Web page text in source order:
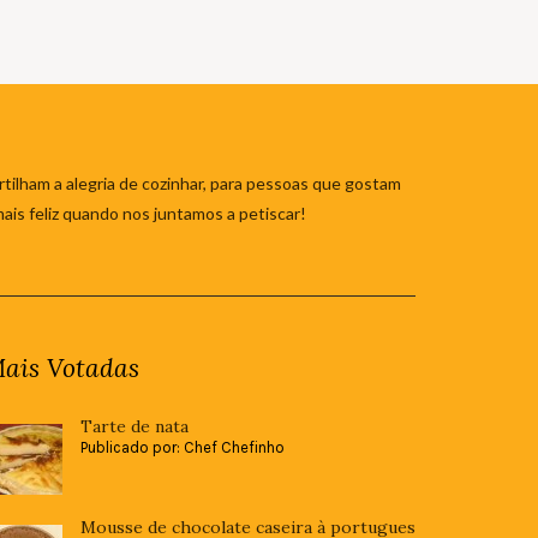
a alegria de cozinhar, para pessoas que gostam
feliz quando nos juntamos a petiscar!
Votadas
Tarte de nata
Publicado por: Chef Chefinho
Mousse de chocolate caseira à portugues